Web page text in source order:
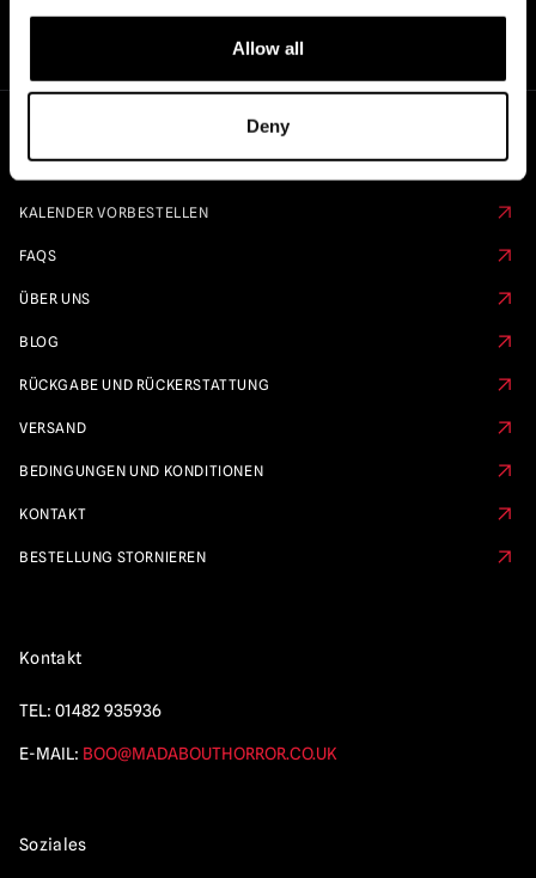
Allow all
Deny
Schnelle Links
KALENDER VORBESTELLEN
FAQS
ÜBER UNS
BLOG
RÜCKGABE UND RÜCKERSTATTUNG
VERSAND
BEDINGUNGEN UND KONDITIONEN
KONTAKT
BESTELLUNG STORNIEREN
Kontakt
TEL: 01482 935936
E-MAIL: BOO@MADABOUTHORROR.CO.UK
Soziales